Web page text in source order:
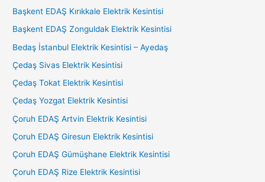
Başkent EDAŞ Kırıkkale Elektrik Kesintisi
Başkent EDAŞ Zonguldak Elektrik Kesintisi
Bedaş İstanbul Elektrik Kesintisi – Ayedaş
Çedaş Sivas Elektrik Kesintisi
Çedaş Tokat Elektrik Kesintisi
Çedaş Yozgat Elektrik Kesintisi
Çoruh EDAŞ Artvin Elektrik Kesintisi
Çoruh EDAŞ Giresun Elektrik Kesintisi
Çoruh EDAŞ Gümüşhane Elektrik Kesintisi
Çoruh EDAŞ Rize Elektrik Kesintisi